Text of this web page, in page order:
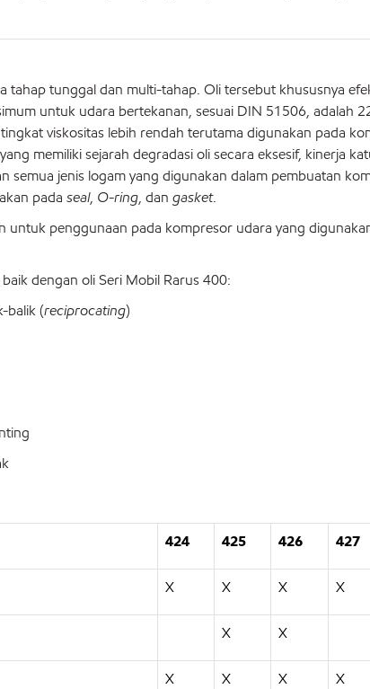
tunggal dan multi-tahap. Oli tersebut khususnya
untuk udara bertekanan, sesuai DIN 51506, adalah
viskositas lebih rendah terutama digunakan pada
memiliki sejarah degradasi oli secara eksesif, kinerja
jenis logam yang digunakan dalam pembuatan
pada seal, O-ring, dan gasket.
penggunaan pada kompresor udara yang
dengan oli Seri Mobil Rarus 400:
balik (reciprocating)
424 425 426 427
X X X X
X X
X X X X